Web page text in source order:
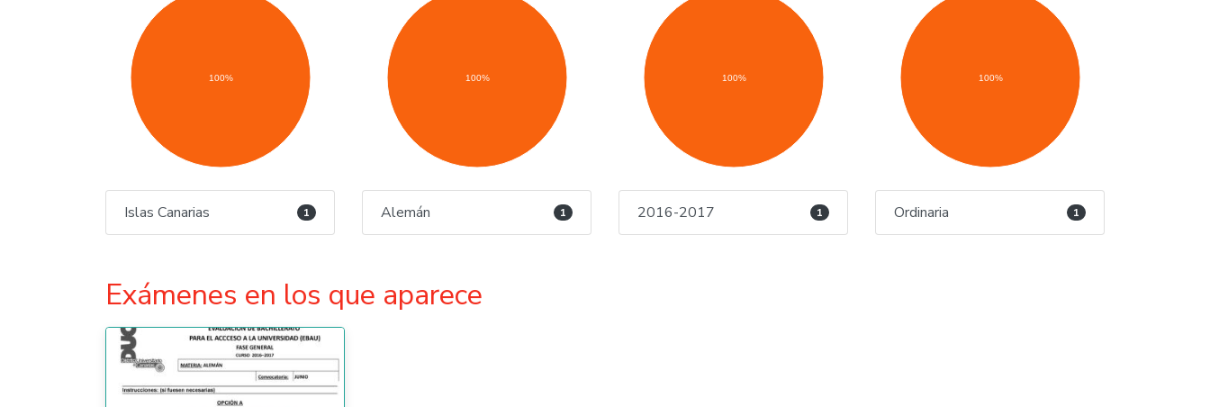
100%
Islas Canarias 1
100%
Alemán 1
100%
2016-2017 1
100%
Ordinaria 1
Exámenes en los que aparece